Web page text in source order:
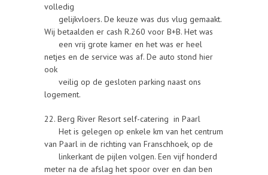
volledig
gelijkvloers. De keuze was dus vlug gemaakt.
Wij betaalden er cash R.260 voor B+B. Het was
een vrij grote kamer en het was er heel
netjes en de service was af. De auto stond hier
ook
veilig op de gesloten parking naast ons
logement.
22. Berg River Resort self-catering in Paarl
Het is gelegen op enkele km van het centrum
van Paarl in de richting van Franschhoek, op de
linkerkant de pijlen volgen. Een vijf honderd
meter na de afslag het spoor over en dan ben